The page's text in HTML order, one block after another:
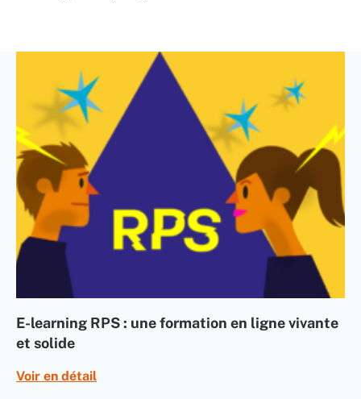
E-learning RPS : une formation en ligne vivante
et solide
Voir en détail